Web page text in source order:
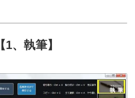
【1、執筆】